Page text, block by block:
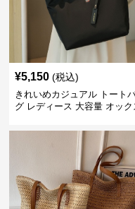
¥5,150 (税込)
きれいめカジュアル トート
グ レディース 大容量 オック
繍デザイン 肩掛け おしゃれ